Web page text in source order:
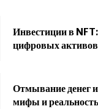
Инвестиции в
цифровых активов
Отмывание денег
мифы и реальность